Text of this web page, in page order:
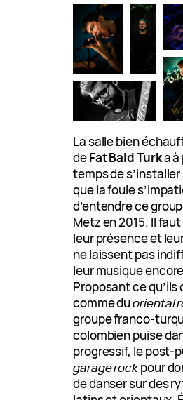
La salle bien
deFat Bald Turka à
temps de
que la foule
d’entendre ce
Metz en 2015. Il
leur présence et
ne laissent pas
leur musique
Proposant ce
comme duoriental
groupe franco-
colombien puise
progressif, le post-
garage rockpour
de danser sur des